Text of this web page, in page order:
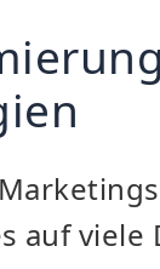
auf viele